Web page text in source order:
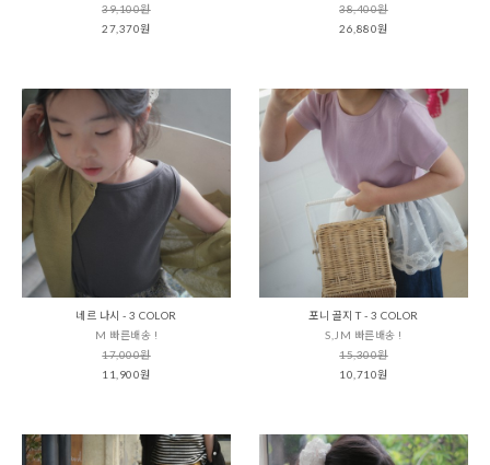
39,100원
27,370원
38,400원
26,880원
네르 나시 - 3 COLOR
M 빠른배송 !
17,000원
11,900원
포니 골지 T - 3 COLOR
S,JM 빠른배송 !
15,300원
10,710원